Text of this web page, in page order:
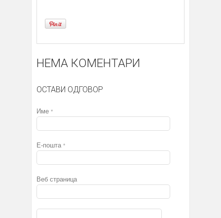
НЕМА КОМЕНТАРИ
ОСТАВИ ОДГОВОР
Име *
Е-пошта *
Веб страница